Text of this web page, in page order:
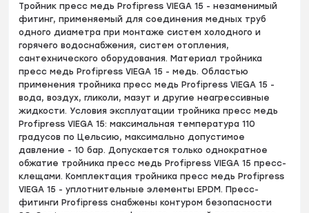
Тройник пресс медь Profipress VIEGA 15 - незаменимый
фитинг, применяемый для соединения медных труб
одного диаметра при монтаже систем холодного и
горячего водоснабжения, систем отопления,
сантехнического оборудования. Материал тройника
пресс медь Profipress VIEGA 15 - медь. Областью
применения тройника пресс медь Profipress VIEGA 15 -
вода, воздух, гликоли, мазут и другие неагрессивные
жидкости. Условия эксплуатации тройника пресс медь
Profipress VIEGA 15: максимальная температура 110
градусов по Цельсию, максимально допустимое
давление - 10 бар. Допускается только однократное
обжатие тройника пресс медь Profipress VIEGA 15 пресс-
клещами. Комплектация тройника пресс медь Profipress
VIEGA 15 - уплотнительные элементы EPDM. Пресс-
фитинги Profipress снабжены контуром безопасности